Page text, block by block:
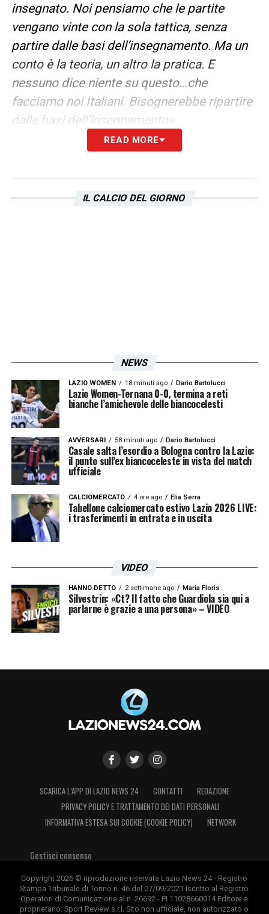
insegnato. Noi pensiamo che le partite
vengano vinte con la sola tattica, senza
partire dalle basi dell’insegnamento. Ma un
conto è la teoria, un altro la pratica. E
nessuno dice niente su questo…che
facciamo noi Italiani. Bisognerebbe ripartire
dalle basi dell’insegnamento»
CLICCA QUI PER LEGGERE L’INTERVISTA
LA PLAYLIST DELLE NOSTRE TOP NEWS
READ MORE
IL CALCIO DEL GIORNO
NEWS
LAZIO WOMEN 18 minuti ago Dario Bartolucci
Lazio Women-Ternana 0-0, termina a reti
bianche l’amichevole delle biancocelesti
AVVERSARI 58 minuti ago Dario Bartolucci
Casale salta l’esordio a Bologna contro la Lazio:
il punto sull’ex biancoceleste in vista del match
ufficiale
CALCIOMERCATO 4 ore ago Elia Serra
Tabellone calciomercato estivo Lazio 2026 LIVE:
i trasferimenti in entrata e in uscita
VIDEO
HANNO DETTO 2 settimane ago Maria Floris
Silvestrin: «Ct? Il fatto che Guardiola sia qui a
parlarne è grazie a una persona» – VIDEO
SCARICA L’APP DI LAZIO NEWS 24 CONTATTI
REDAZIONE
PRIVACY POLICY E TRATTAMENTO DEI DATI PERSONALI
INFORMATIVA ESTESA SUI COOKIE (COOKIE POLICY)
NETWORK
Gestisci consenso
Copyright 2026 © riproduzione riservata Lazio News 24 - Registro
Stampa Tribunale di Torino n. 46 del 07/09/2021 Iscritto al Registro
Operatori di Comunicazione al n. 26692 - PI 11028660014 Editore e
proprietario: Sport Review s.r.l. Sito non ufficiale, non autorizzato o